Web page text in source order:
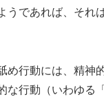
うであれば、それ
め行動には、精神
な行動（いわゆる